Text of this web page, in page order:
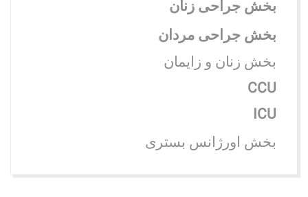
بخش جراحی زنان
بخش جراحی مردان
بخش زنان و زایمان
CCU
ICU
بخش اورژانس بستری